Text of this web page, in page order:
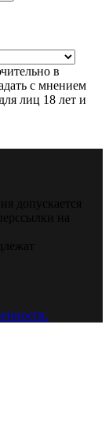
в
с мнением
лиц 18 лет и
допускается
на